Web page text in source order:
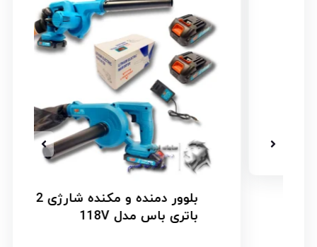
بلوور دمنده و مکنده شارژی 2
باتری باس مدل 118V